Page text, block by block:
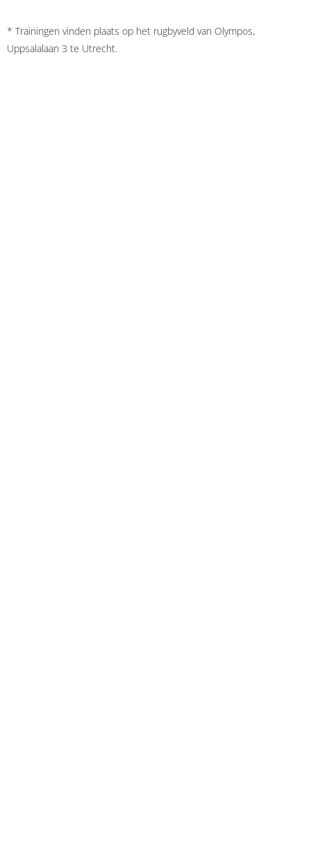
* Trainingen vinden plaats op het rugbyveld van Olympos,
Uppsalalaan 3 te Utrecht.